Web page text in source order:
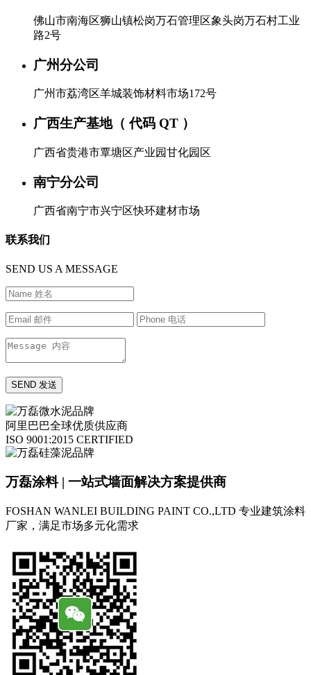
佛山市南海区狮山镇松岗万石管理区象头岗万石村工业
路2号
广州分公司
广州市荔湾区羊城装饰材料市场172号
广西生产基地（ 代码 QT ）
广西省贵港市覃塘区产业园甘化园区
南宁分公司
广西省南宁市兴宁区快环建材市场
联系我们
SEND US A MESSAGE
阿里巴巴全球优质供应商
ISO 9001:2015 CERTIFIED
万磊涂料 | 一站式墙面解决方案提供商
FOSHAN WANLEI BUILDING PAINT CO.,LTD 专业建筑涂料
厂家，满足市场多元化需求